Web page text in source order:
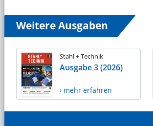
Weitere Ausgaben
Stahl + Technik
Ausgabe 3 (2026)
› mehr erfahren